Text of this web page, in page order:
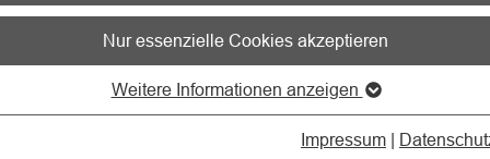
Nur essenzielle Cookies akzeptieren
Weitere Informationen anzeigen
Impressum |
für die Vereinsjugend